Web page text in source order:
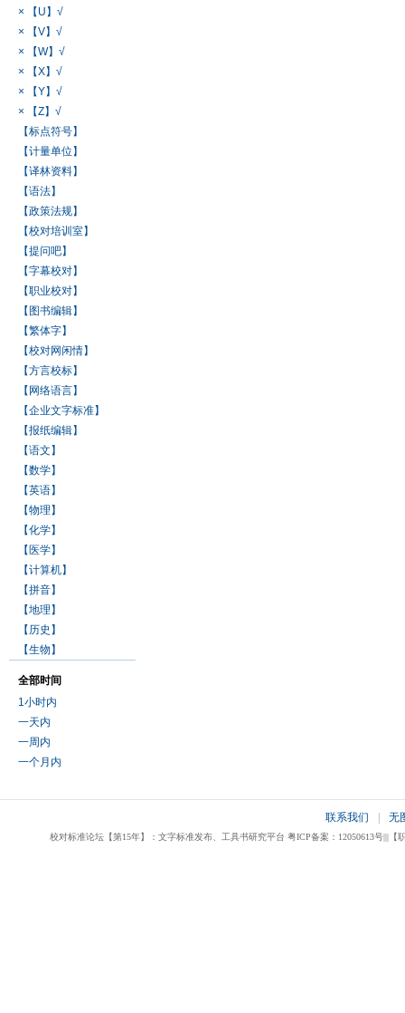
× 【U】√
× 【V】√
× 【W】√
× 【X】√
× 【Y】√
× 【Z】√
【标点符号】
【计量单位】
【译林资料】
【语法】
【政策法规】
【校对培训室】
【提问吧】
【字幕校对】
【职业校对】
【图书编辑】
【繁体字】
【校对网闲情】
【方言校标】
【网络语言】
【企业文字标准】
【报纸编辑】
【语文】
【数学】
【英语】
【物理】
【化学】
【医学】
【计算机】
【拼音】
【地理】
【历史】
【生物】
全部时间
1小时内
一天内
一周内
一个月内
联系我们 无
校对标准论坛【第15年】：文字标准发布、工具书研究平台 粤ICP备案：12050613号|||【